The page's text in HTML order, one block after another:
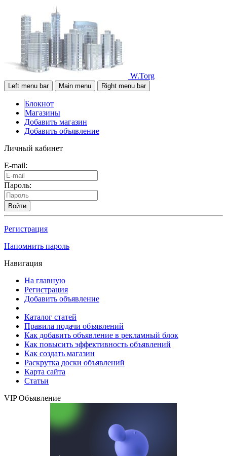
W.Torg
Left menu bar Main menu Right menu bar
Блокнот
Магазины
Добавить магазин
Добавить объявление
Личный кабинет
E-mail:
Пароль:
Войти
Регистрация
Напомнить пароль
Навигация
На главную
Регистрация
Добавить объявление
Каталог статей
Правила подачи объявлений
Как добавить объявление в рекламный блок
Как повысить эффективность объявлений
Как создать магазин
Раскрутка доски объявлений
Карта сайта
Статьи
VIP Объявление